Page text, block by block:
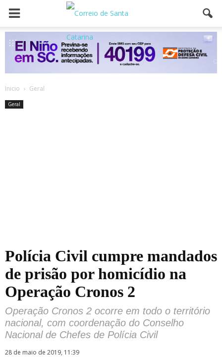
Inicio Geral
Geral
Polícia Civil cumpre mandados
de prisão por homicídio na
Operação Cronos 2
Operação Cronos 2 ocorre em todo o território
nacional, com coordenação do Conselho
Nacional de Chefes de Polícia Civil
28 de maio de 2019, 11:39